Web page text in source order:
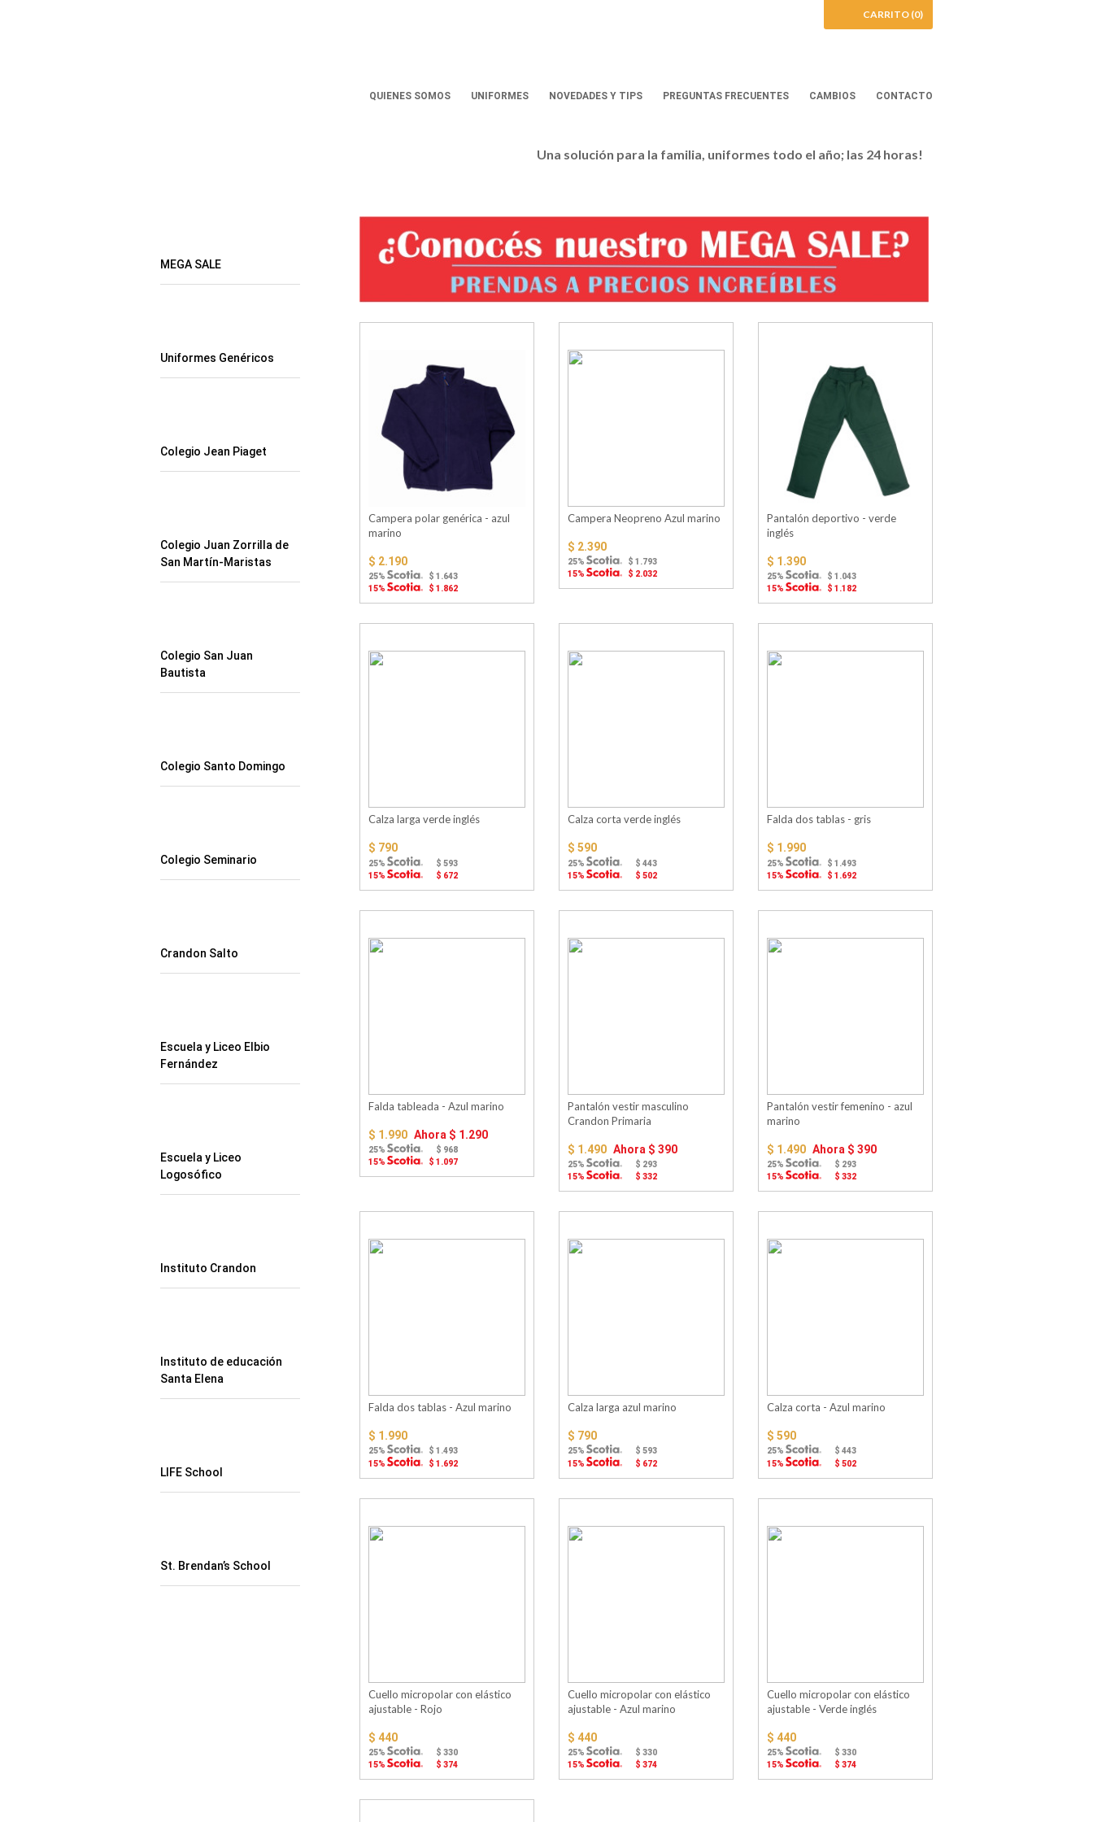
CARRITO (0)
QUIENES SOMOS UNIFORMES NOVEDADES Y TIPS PREGUNTAS FRECUENTES CAMBIOS CONTACTO
Una solución para la familia, uniformes todo el año; las 24 horas!
MEGA SALE
Uniformes Genéricos
Colegio Jean Piaget
Colegio Juan Zorrilla de
San Martín-Maristas
Colegio San Juan
Bautista
Colegio Santo Domingo
Colegio Seminario
Crandon Salto
Escuela y Liceo Elbio
Fernández
Escuela y Liceo
Logosófico
Instituto Crandon
Instituto de educación
Santa Elena
LIFE School
St. Brendan’s School
Campera polar genérica - azul
marino
$ 2.190
25%
$ 1.643
15%
$ 1.862
Campera Neopreno Azul marino
$ 2.390
25%
$ 1.793
15%
$ 2.032
Pantalón deportivo - verde
inglés
$ 1.390
25%
$ 1.043
15%
$ 1.182
Calza larga verde inglés
$ 790
25%
$ 593
15%
$ 672
Calza corta verde inglés
$ 590
25%
$ 443
15%
$ 502
Falda dos tablas - gris
$ 1.990
25%
$ 1.493
15%
$ 1.692
Falda tableada - Azul marino
$ 1.990 Ahora $ 1.290
25%
$ 968
15%
$ 1.097
Pantalón vestir masculino
Crandon Primaria
$ 1.490 Ahora $ 390
25%
$ 293
15%
$ 332
Pantalón vestir femenino - azul
marino
$ 1.490 Ahora $ 390
25%
$ 293
15%
$ 332
Falda dos tablas - Azul marino
$ 1.990
25%
$ 1.493
15%
$ 1.692
Calza larga azul marino
$ 790
25%
$ 593
15%
$ 672
Calza corta - Azul marino
$ 590
25%
$ 443
15%
$ 502
Cuello micropolar con elástico
ajustable - Rojo
$ 440
25%
$ 330
15%
$ 374
Cuello micropolar con elástico
ajustable - Azul marino
$ 440
25%
$ 330
15%
$ 374
Cuello micropolar con elástico
ajustable - Verde inglés
$ 440
25%
$ 330
15%
$ 374